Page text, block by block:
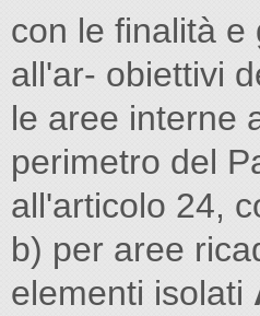
con le finalità e
all'ar- obiettivi
le aree interne
perimetro del
all'articolo 24,
b) per aree
elementi isolati